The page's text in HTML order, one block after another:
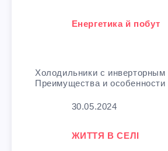
У зв'язку з тим, що
Енергетика й побут
Холодильники с инверторным
Преимущества и особенности
30.05.2024
У зв'язку з тим, що
ЖИТТЯ В СЕЛІ